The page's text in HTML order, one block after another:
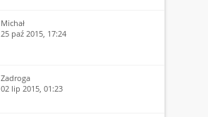
Michał
25 paź 2015, 17:24
Zadroga
02 lip 2015, 01:23